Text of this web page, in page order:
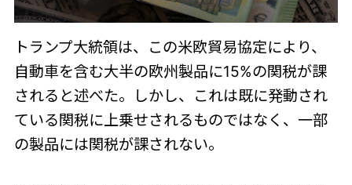
トランプ大統領は、この米欧貿易協定により、
自動車を含む大半の欧州製品に15%の関税が課
されると述べた。しかし、これは既に発動され
ている関税に上乗せされるものではなく、一部
の製品には関税が課されない。